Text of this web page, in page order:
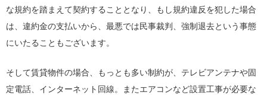
な規約を踏まえて契約することとなり、もし規約違反を犯した場合
は、違約金の支払いから、最悪では民事裁判、強制退去という事態
にいたることもございます。
そして賃貸物件の場合、もっとも多い制約が、テレビアンテナや固
定電話、インターネット回線。またエアコンなど設置工事が必要な